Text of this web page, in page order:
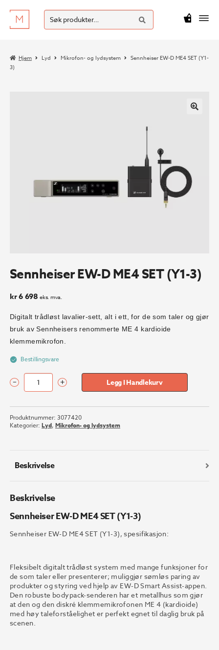
Hopp
til
Hopp
til
Søk
etter:
SØK
kr0
Hjem Lyd Mikrofon- og lydsystem
Sennheiser EW-D ME4 SET (Y1-
3)
Sennheiser EW-D ME4 SET (Y1-3)
kr6 698 eks. mva.
Digitalt trådløst lavalier-sett, alt i ett, for de som taler og gjør
bruk av Sennheisers renommerte ME 4 kardioide
klemmemikrofon.
Bestillingsvare
Sennheiser
D
ME4
SET
antall
– + Legg I Handlekurv
Produktnummer: 3077420
Kategorier: Lyd, Mikrofon- og lydsystem
Beskrivelse
Beskrivelse
Sennheiser EW-D ME4 SET (Y1-3)
Sennheiser EW-D ME4 SET (Y1-3), spesifikasjon:
Fleksibelt digitalt trådløst system med mange funksjoner for
de som taler eller presenterer; muliggjør sømløs paring av
produkter og styring ved hjelp av EW-D Smart Assist-appen.
Den robuste bodypack-senderen har et metallhus som gjør
at den og den diskré klemmemikrofonen ME 4 (kardioide)
med høy taleforståelighet er perfekt egnet til daglig bruk på
scenen.